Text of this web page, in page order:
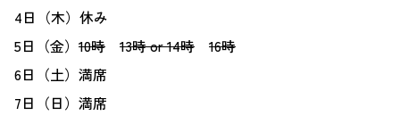
4日（木）休み
5日（金） 10時 13時 or 14時
16時
6日（土）満席
7日（日）満席